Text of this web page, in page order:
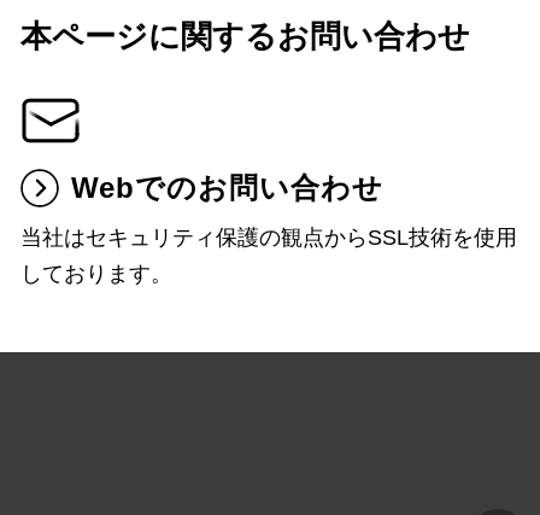
本ページに関するお問い合わせ
Webでのお問い合わせ
当社はセキュリティ保護の観点からSSL技術を使用
しております。